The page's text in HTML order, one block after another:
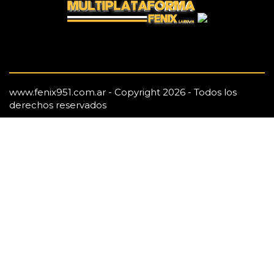
www.fenix951.com.ar - Copyright 2026 - Todos los
derechos reservados